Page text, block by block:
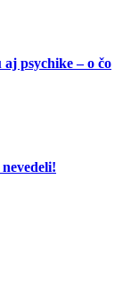
psychike – o čo